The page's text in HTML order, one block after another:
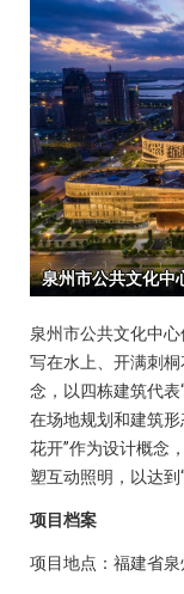
泉州市公共文化中
写在水上、开满刺桐
念，以四栋建筑代表
在场地规划和建筑
花开”作为设计概念
塑互动照明，以达到
项目档案
项目地点：福建省泉